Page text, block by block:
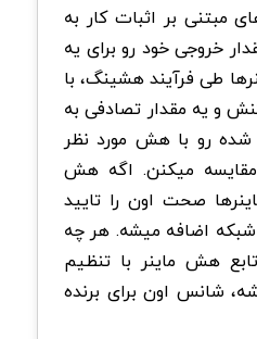
مبتنی بر اثبات کار به
خروجی خود رو برای یه
طی فرآیند هشینگ، با
و یه مقدار تصادفی به
رو با هش مورد نظر
مقایسه میکنن. اگه هش
صحت اون را تایید
شبکه اضافه میشه. هر چه
هش ماینر با تنظیم
شانس اون ​​برای برنده